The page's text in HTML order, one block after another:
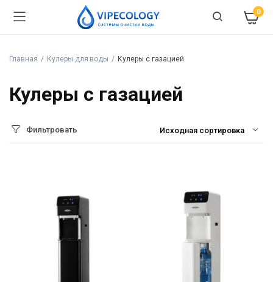
0
Главная Кулеры для воды Кулеры с газацией
Кулеры с газацией
Фильтровать